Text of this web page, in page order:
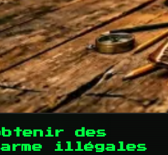
des
illégales